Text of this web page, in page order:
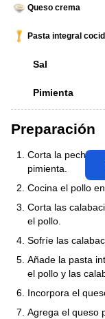
Queso crema
Pasta integral
Sal
Pimienta
Preparación
Corta la
pimienta.
Cocina el pollo
Corta las
el pollo.
Sofríe las
Añade la pasta
el pollo y las
Incorpora el
Agrega el queso